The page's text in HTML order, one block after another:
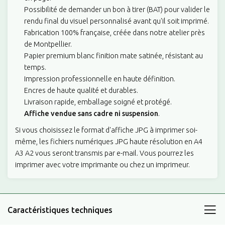
options pour répondre à vos besoins. Choisissez entre un fichier
JPG que vous pourrez imprimer vous-même, ou optez pour les
formats A4, A3 ou A2 selon la taille d'affichage souhaitée. Quelle
que soit la taille choisie, notre affiche gardera tous les détails et
la qualité de l'image.
En résumé, notre affiche pour famille à personnaliser illustrant
les chaussures sneakers Stand Smith est une création unique qui
capturera l'essence de votre famille de manière originale et
moderne. Avec une personnalisation complète, la possibilité de
choisir la couleur de fond, la typographie et le format, cette
affiche sera parfaitement adaptée à vos préférences et reflètera
l'amour et le lien qui vous unissent. Faites confiance à notre
expertise et offrez-vous une pièce de décoration exceptionnelle
pour votre foyer.
personnalisée dès maintenant et apportez une touche de
personnalité à votre intérieur.
Possibilité de demander un bon à tirer (BAT) pour valider le
rendu final du visuel personnalisé avant qu'il soit imprimé.
Fabrication 100% française, créée dans notre atelier près
de Montpellier.
Papier premium blanc finition mate satinée, résistant au
temps.
Impression professionnelle en haute définition.
Encres de haute qualité et durables.
Livraison rapide, emballage soigné et protégé.
Affiche vendue sans cadre ni suspension.
Si vous choisissez le format d'affiche JPG à imprimer soi-
même, les fichiers numériques JPG haute résolution en A4
A3 A2 vous seront transmis par e-mail. Vous pourrez les
imprimer avec votre imprimante ou chez un imprimeur.
Caractéristiques techniques